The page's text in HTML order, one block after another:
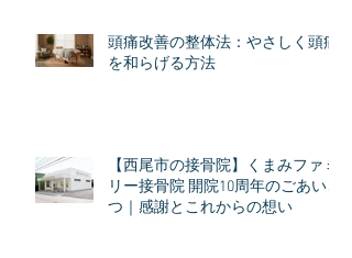
頭痛改善の整体法：やさしく頭痛
を和らげる方法
【西尾市の接骨院】くまみファミ
リー接骨院 開院10周年のごあいさ
つ｜感謝とこれからの想い